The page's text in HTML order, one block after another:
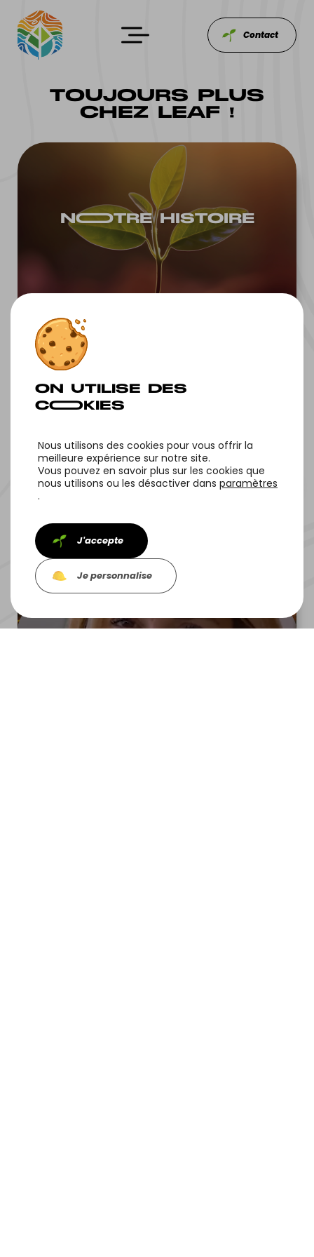
Contact
TOUJOURS PLUS
CHEZ LEAF !
NOOTRE HISTOIRE
NOS PROJETS
Nous utilisons des cookies pour vous offrir la
meilleure expérience sur notre site.
Vous pouvez en savoir plus sur les cookies que
nous utilisons ou les désactiver dans paramètres
.
J'accepte
Je personnalise